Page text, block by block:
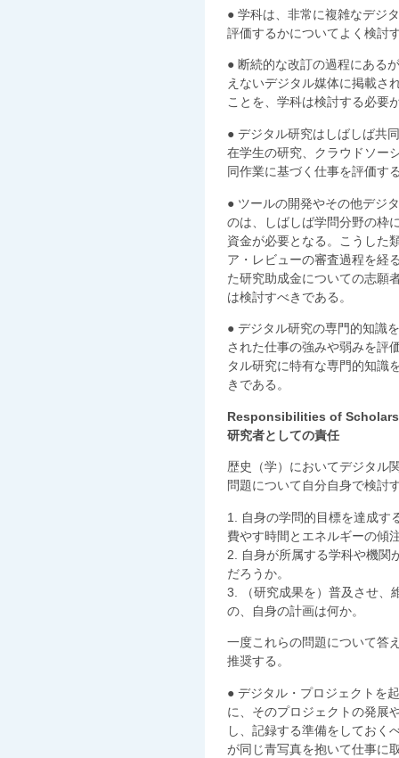
● 学科は、非常に複雑なデジ
評価するかについてよく検討
● 断続的な改訂の過程にある
えないデジタル媒体に掲載さ
ことを、学科は検討する必要
● デジタル研究はしばしば共
在学生の研究、クラウドソー
同作業に基づく仕事を評価す
● ツールの開発やその他デジ
のは、しばしば学問分野の枠
資金が必要となる。こうした
ア・レビューの審査過程を経
た研究助成金についての志願
は検討すべきである。
● デジタル研究の専門的知識
された仕事の強みや弱みを評
タル研究に特有な専門的知識
きである。
Responsibilities of Scholars
研究者としての責任
歴史（学）においてデジタル
問題について自分自身で検討
1. 自身の学問的目標を達成す
費やす時間とエネルギーの傾
2. 自身が所属する学科や機関
だろうか。
3. （研究成果を）普及させ、
の、自身の計画は何か。
一度これらの問題について答
推奨する。
● デジタル・プロジェクトを
に、そのプロジェクトの発展
し、記録する準備をしておく
が同じ青写真を抱いて仕事に